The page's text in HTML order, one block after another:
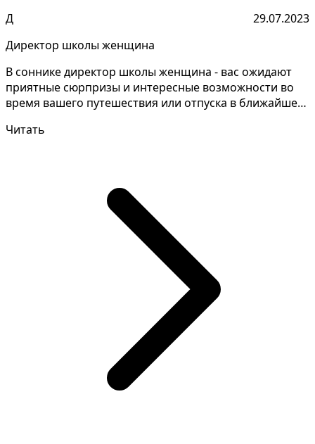
Д
29.07.2023
Директор школы женщина
В соннике директор школы женщина - вас ожидают
приятные сюрпризы и интересные возможности во
время вашего путешествия или отпуска в ближайшее
Читать